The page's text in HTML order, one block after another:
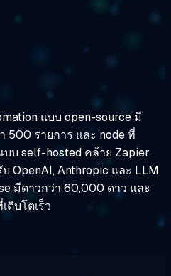
แบบ open-source มี
500 รายการ และ node ที่
บบ self-hosted คล้าย Zapier
OpenAI, Anthropic และ LLM
มีดาวกว่า 60,000 ดาว และ
ติบโตเร็ว